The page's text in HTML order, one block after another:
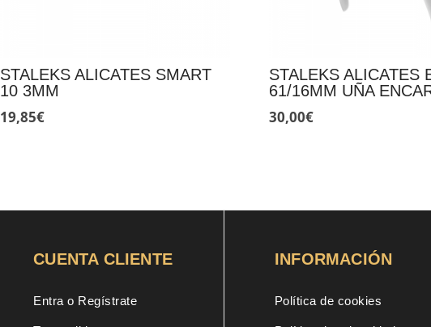
STALEKS ALICATES SMART
10 3MM
19,85€
STALEKS ALICATES
61/16MM UÑA
30,00€
CUENTA CLIENTE
Entra o Regístrate
INFORMACIÓN
Política de cookies